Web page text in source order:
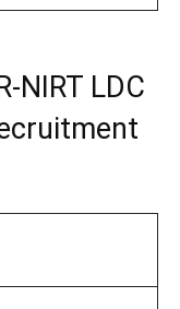
NIRT LDC